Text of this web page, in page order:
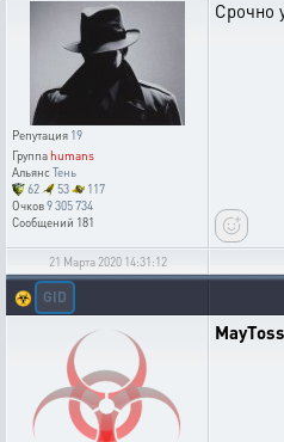
Репутация 19
Группаhumans
АльянсТень
62
53
117
Очков9 305 734
Сообщений 181
Срочно
21 Марта 2020 14:31:12
☣️ GID
MayToss